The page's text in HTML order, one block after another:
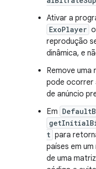
Ativar a
ExoPlayer
reprodução
dinâmica, e
Remove uma
pode ocorrer
de anúncio
Em
t para
países em
de uma